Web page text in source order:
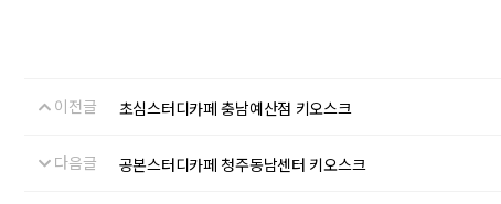
이전글 초심스터디카페 충남예산점 키오스크
다음글 공본스터디카페 청주동남센터 키오스크